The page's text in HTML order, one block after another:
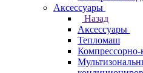
Аксессуары
Назад
Аксессуары
Тепломаш